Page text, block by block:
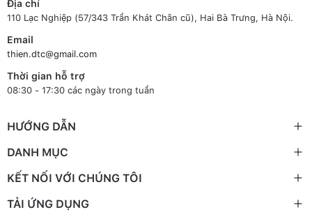
Địa chỉ
110 Lạc Nghiệp (57/343 Trần Khát Chân cũ), Hai Bà Trưng, Hà Nội.
Email
thien.dtc@gmail.com
Thời gian hỗ trợ
08:30 - 17:30 các ngày trong tuần
HƯỚNG DẪN
DANH MỤC
KẾT NỐI VỚI CHÚNG TÔI
TẢI ỨNG DỤNG